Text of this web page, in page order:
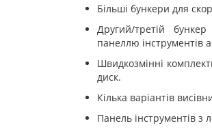
Більші бункери для
Другий/третій
панеллю інструментів
Швидкозмінні
диск.
Кілька варіантів
Панель інструментів з